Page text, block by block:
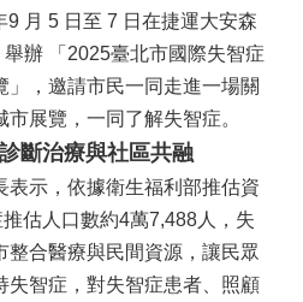
月 5 日至 7 日在捷運大安森
辦 「2025臺北市國際失智症
」，邀請市民一同走進一場關
展覽，一同了解失智症。
斷治療與社區共融
表示，依據衛生福利部推估資
估人口數約4萬7,488人，失
整合醫療與民間資源，讓民眾
失智症，對失智症患者、照顧